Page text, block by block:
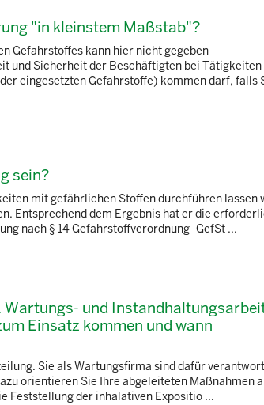
"in kleinstem Maßstab"?
Gefahrstoffes kann hier nicht gegeben
und Sicherheit der Beschäftigten bei
eingesetzten Gefahrstoffe) kommen darf, falls
sein?
mit gefährlichen Stoffen durchführen lassen
Entsprechend dem Ergebnis hat er die
nach § 14 Gefahrstoffverordnung -GefSt ...
und
Einsatz kommen und wann
Sie als Wartungsfirma sind dafür
orientieren Sie Ihre abgeleiteten Maßnahmen
Feststellung der inhalativen Expositio ...